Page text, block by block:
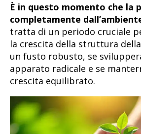
È in questo momento che la
completamente
tratta di un periodo cruciale
la crescita della struttura
un fusto robusto, se
apparato radicale e se
crescita equilibrato.